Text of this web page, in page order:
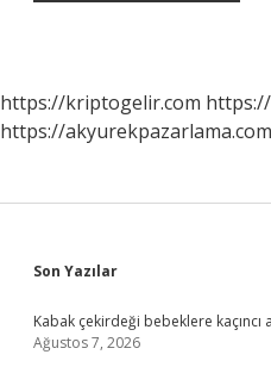
https://kriptogelir.com
https://
Sidebar
Son Yazılar
Kabak çekirdeği bebeklere kaçıncı
Ağustos 7, 2026